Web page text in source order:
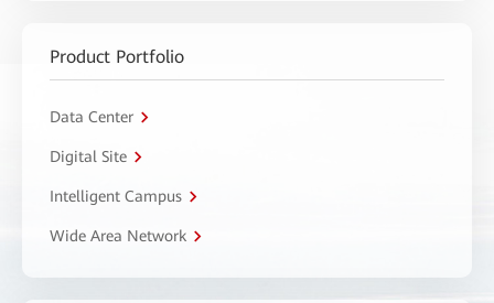
Product Portfolio
Data Center
Digital Site
Intelligent Campus
Wide Area Network